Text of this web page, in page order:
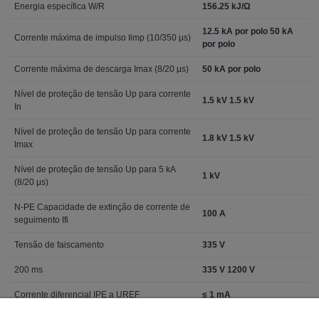
Energia específica W/R 156.25 kJ/Ω
Corrente máxima de impulso Iimp (10/350 μs)
12.5 kA por polo 50 kA
por polo
Corrente máxima de descarga Imax (8/20 μs) 50 kA por polo
Nível de proteção de tensão Up para corrente
In
1.5 kV 1.5 kV
Nível de proteção de tensão Up para corrente
Imax
1.8 kV 1.5 kV
Nível de proteção de tensão Up para 5 kA
(8/20 μs)
1 kV
N-PE Capacidade de extinção de corrente de
seguimento Ifi
100 A
Tensão de faiscamento 335 V
200 ms 335 V 1200 V
Corrente diferencial IPE a UREF ≤ 1 mA